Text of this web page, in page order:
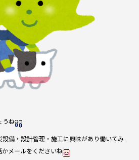
うね
備・設計管理・施工に興味があり働いてみ
メールをくださいね